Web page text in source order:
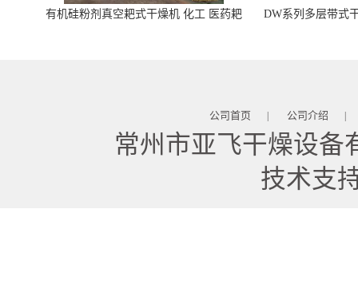
有机硅粉剂真空耙式干燥机 化工 医药耙
DW系列多层带式
公司首页 | 公司介绍 |
常州市亚飞干燥设备
技术支